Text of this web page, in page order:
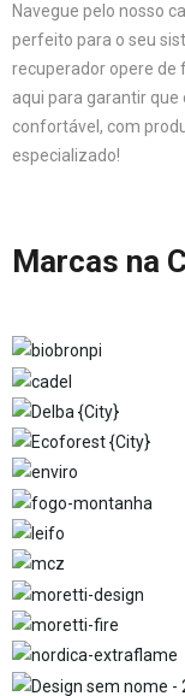
Navegue pelo nosso
perfeito para o seu
recuperador opere de
aqui para garantir
confortável, com
especializado!
Marcas na